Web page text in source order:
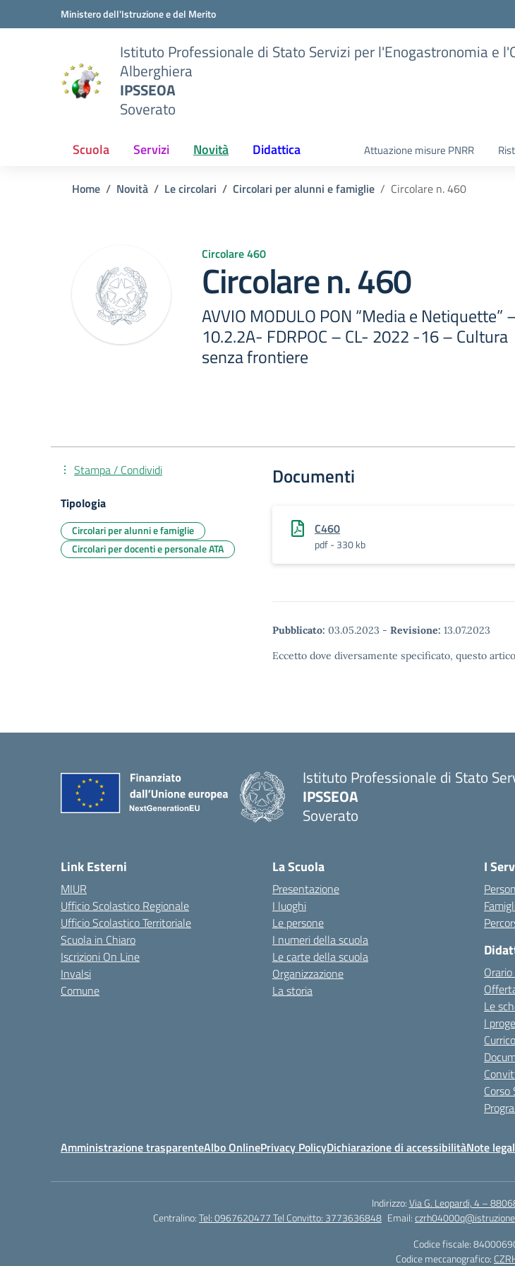
Vai ai contenuti
Vai al menu di navigazioneMinistero dell'Istruzione e del Merito
Istituto Professionale di Stato Servizi per l'Enogastronomia e
Alberghiera
IPSSEOA
Soverato
Scuola Servizi Novità Didattica Attuazione misure PNRR
Home Novità Le circolari Circolari per alunni e famiglie Circolare n. 460
Circolare 460
Circolare n. 460
AVVIO MODULO PON “Media e Netiquette”
10.2.2A- FDRPOC – CL- 2022 -16 – Cultura
senza frontiere
Documenti
C460
pdf - 330 kb
Pubblicato: 03.05.2023 - Revisione: 13.07.2023
Eccetto dove diversamente specificato, questo
Stampa / Condividi
Tipologia
Circolari per alunni e famiglie
Circolari per docenti e personale ATA
Istituto Professionale di Stato
IPSSEOA
Soverato
Link Esterni
MIUR
Ufficio Scolastico Regionale
Ufficio Scolastico Territoriale
Scuola in Chiaro
Iscrizioni On Line
Invalsi
Comune
La Scuola
Presentazione
I luoghi
Le persone
I numeri della scuola
Le carte della scuola
Organizzazione
La storia
I
Le
I
Corso
Amministrazione trasparenteAlbo OnlinePrivacy PolicyDichiarazione di accessibilitàNote
Indirizzo:Via G. Leopardi, 4 –
Centralino:Tel: 0967620477 Tel Convitto: 3773636848 Email:
Codice fiscale:
Codice meccanografico: